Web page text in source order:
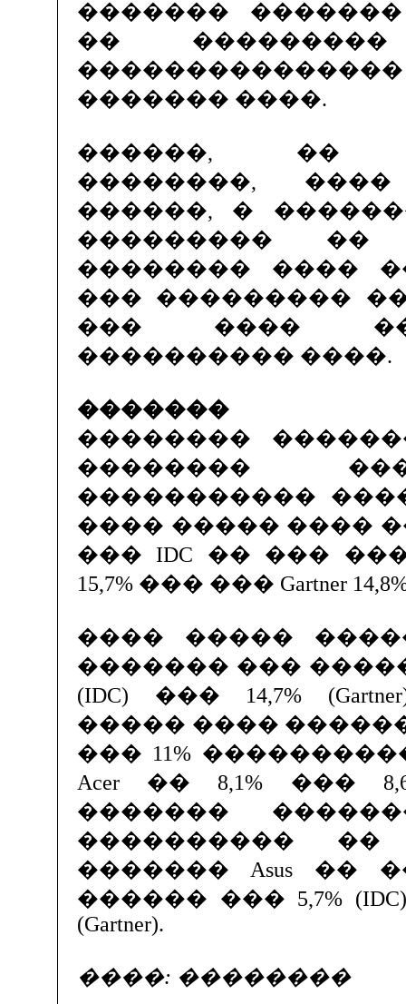
�������
��
������� ����.
������, ��
��������,
������, �
��������� ��
�������� ����
��� ���������
��� ����
���������� ����.
�������
��������
��������
�����������
���� ����� ����
��� IDC �� ���
15,7% ��� ��� Gartner
���� �����
������� ���
(IDC) ��� 14,7%
����� ���� �������
��� 11%
Acer �� 8,1% ���
�������
���������� ��
������� Asus ��
������ ��� 5,7%
(Gartner).
����: ��������